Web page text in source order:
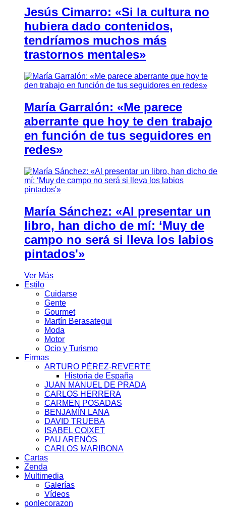
Jesús Cimarro: «Si la cultura no
hubiera dado contenidos,
tendríamos muchos más
trastornos mentales»
María Garralón: «Me parece
aberrante que hoy te den trabajo
en función de tus seguidores en
redes»
María Sánchez: «Al presentar un
libro, han dicho de mí: ‘Muy de
campo no será si lleva los labios
pintados'»
Ver Más
Estilo
Cuidarse
Gente
Gourmet
Martín Berasategui
Moda
Motor
Ocio y Turismo
Firmas
ARTURO PÉREZ-REVERTE
Historia de España
JUAN MANUEL DE PRADA
CARLOS HERRERA
CARMEN POSADAS
BENJAMÍN LANA
DAVID TRUEBA
ISABEL COIXET
PAU ARENÓS
CARLOS MARIBONA
Cartas
Zenda
Multimedia
Galerías
Vídeos
ponlecorazon